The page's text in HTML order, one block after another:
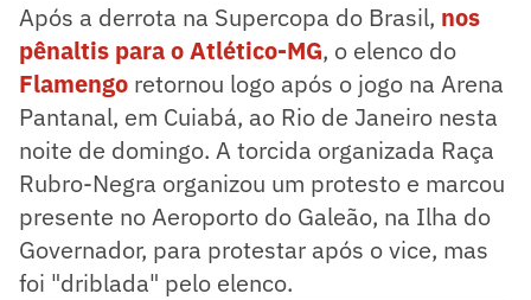
Após a derrota na Supercopa do Brasil, nos
pênaltis para o Atlético-MG, o elenco do
Flamengo retornou logo após o jogo na Arena
Pantanal, em Cuiabá, ao Rio de Janeiro nesta
noite de domingo. A torcida organizada Raça
Rubro-Negra organizou um protesto e marcou
presente no Aeroporto do Galeão, na Ilha do
Governador, para protestar após o vice, mas
foi "driblada" pelo elenco.